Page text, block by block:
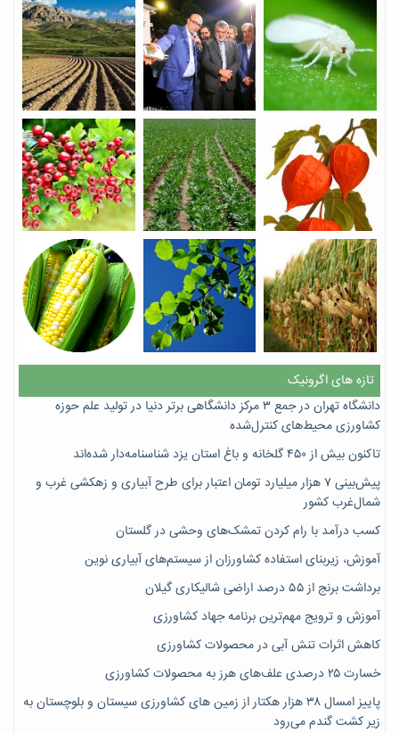
تازه های اگرونیک
دانشگاه تهران در جمع ۳ مرکز دانشگاهی برتر دنیا در تولید علم حوزه
کشاورزی محیط‌های کنترل‌شده
تاکنون بیش از ۴۵۰ گلخانه و باغ استان یزد شناسنامه‌دار شده‌اند
پیش‌بینی ۷‌ هزار میلیارد تومان اعتبار برای طرح آبیاری و زهکشی غرب و
شمال‌غرب کشور
کسب درآمد با رام کردن تمشک‌های وحشی در گلستان
آموزش، زیربنای استفاده کشاورزان از سیستم‌های آبیاری نوین
برداشت برنج از ۵۵ درصد اراضی شالیکاری گیلان
آموزش و ترویج مهم‌ترین برنامه جهاد کشاورزی
کاهش اثرات تنش آبی در محصولات کشاورزی
خسارت ۲۵ درصدی علف‌های هرز به محصولات کشاورزی
پاییز امسال ۳۸ هزار هکتار از زمین های کشاورزی سیستان و بلوچستان به
زیر کشت گندم می‌رود